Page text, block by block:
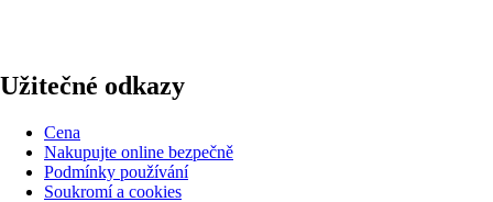
Užitečné odkazy
Cena
Nakupujte online bezpečně
Podmínky používání
Soukromí a cookies